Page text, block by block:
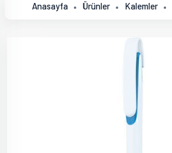
Anasayfa Ürünler Kalemler